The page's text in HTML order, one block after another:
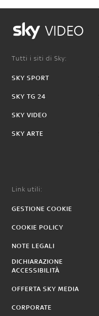
VIDEO
Tutti i siti di Sky:
SKY SPORT
SKY TG 24
SKY VIDEO
SKY ARTE
Link utili:
GESTIONE COOKIE
COOKIE POLICY
NOTE LEGALI
DICHIARAZIONE
ACCESSIBILITÀ
OFFERTA SKY MEDIA
CORPORATE